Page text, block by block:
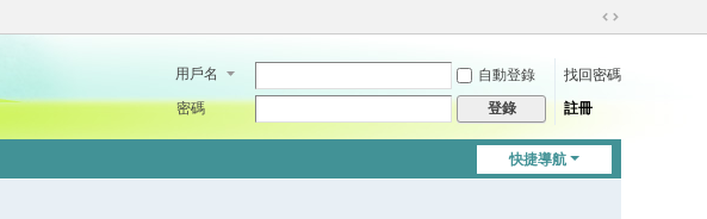
切
到
用戶名 自動登錄
找回密碼
密碼
登錄 註冊
快捷導航